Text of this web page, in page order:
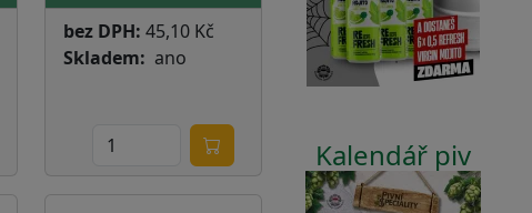
bez DPH: 45,10 Kč
Skladem
ano
Kalendář piv